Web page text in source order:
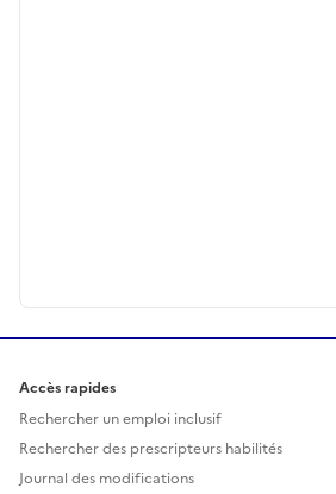
Accès rapides
Rechercher un emploi inclusif
Rechercher des prescripteurs habilités
Journal des modifications